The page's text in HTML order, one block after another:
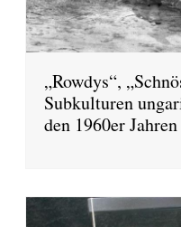
„Rowdys“,
Subkulturen
den 1960er Jahren